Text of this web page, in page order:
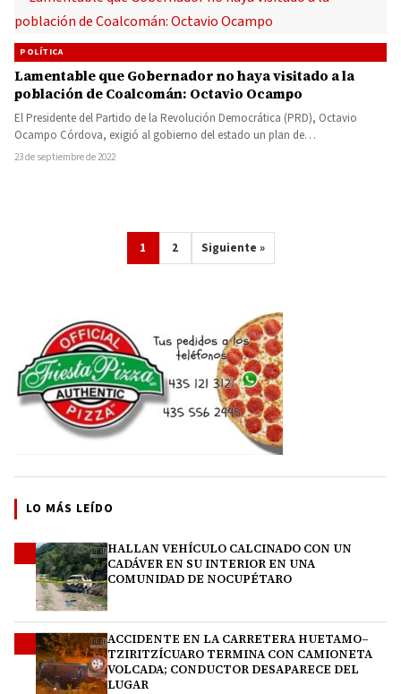
POLÍTICA
Lamentable que Gobernador no haya visitado a la
población de Coalcomán: Octavio Ocampo
El Presidente del Partido de la Revolución Democrática (PRD), Octavio
Ocampo Córdova, exigió al gobierno del estado un plan de…
23 de septiembre de 2022
1 2 Siguiente »
LO MÁS LEÍDO
HALLAN VEHÍCULO CALCINADO CON UN
CADÁVER EN SU INTERIOR EN UNA
COMUNIDAD DE NOCUPÉTARO
ACCIDENTE EN LA CARRETERA HUETAMO–
TZIRITZÍCUARO TERMINA CON CAMIONETA
VOLCADA; CONDUCTOR DESAPARECE DEL
LUGAR